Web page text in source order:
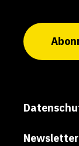
Newsletter